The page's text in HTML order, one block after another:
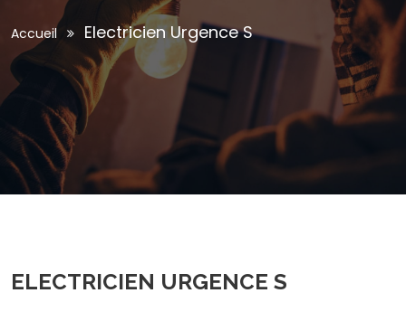
Accueil Electricien Urgence S
ELECTRICIEN URGENCE S